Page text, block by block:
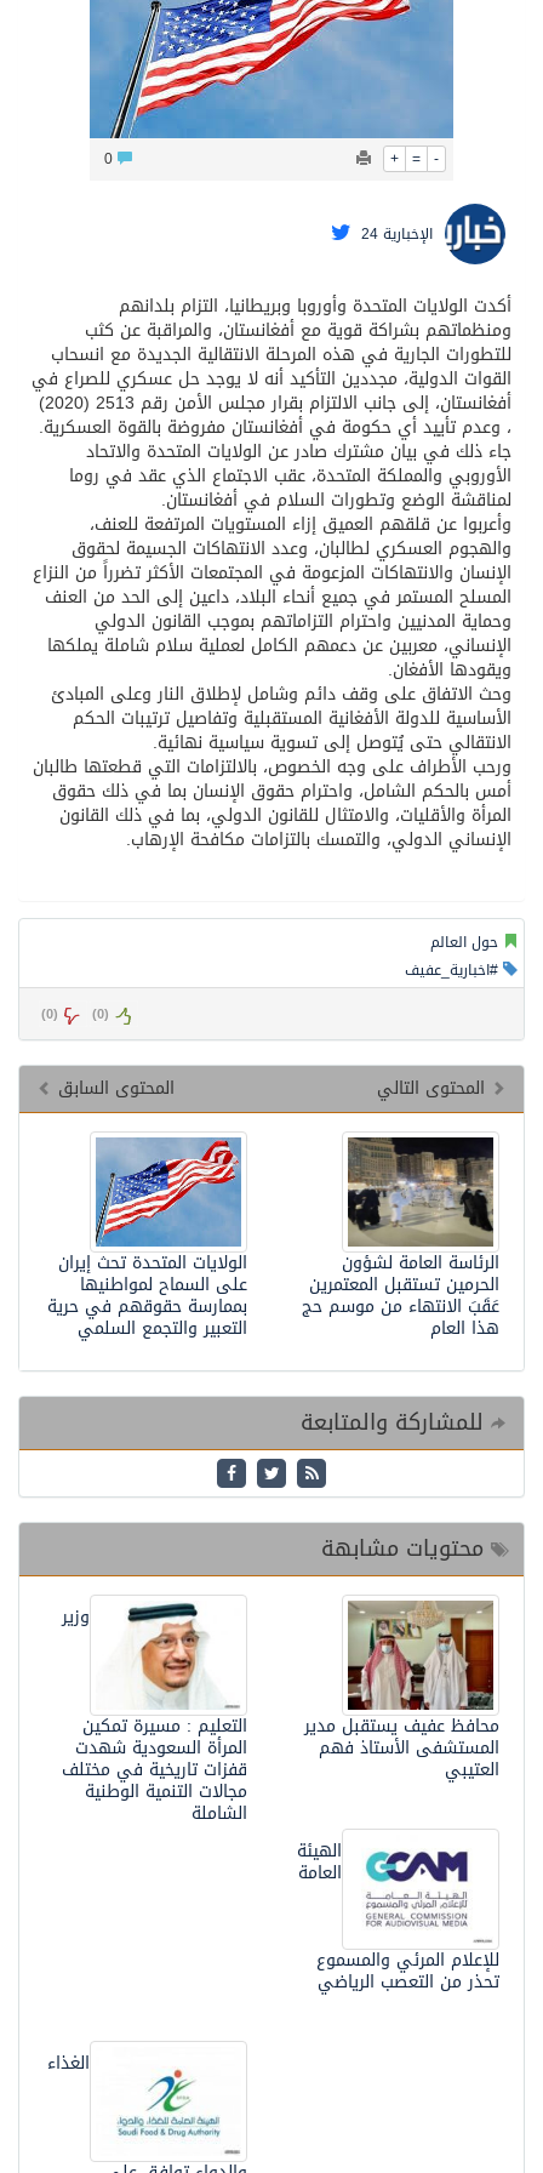
+ = -
الإخبارية 24
أكدت الولايات المتحدة وأوروبا وبريطانيا، التزام بلدانهم
ومنظماتهم بشراكة قوية مع أفغانستان، ‏والمراقبة عن كثب
للتطورات الجارية في هذه المرحلة الانتقالية الجديدة مع انسحاب
القوات ‏الدولية، مجددين التأكيد أنه لا يوجد حل عسكري للصراع في
أفغانستان، إلى جانب الالتزام بقرار ‏مجلس الأمن رقم 2513 (2020)
، وعدم تأييد أي حكومة في أفغانستان مفروضة بالقوة العسكرية.‏
جاء ذلك في بيان مشترك صادر عن الولايات المتحدة والاتحاد
الأوروبي والمملكة المتحدة، عقب الاجتماع الذي عقد في روما
لمناقشة ‏الوضع وتطورات السلام في أفغانستان.‏
وأعربوا عن قلقهم العميق إزاء المستويات المرتفعة للعنف،
والهجوم العسكري ‏لطالبان، وعدد الانتهاكات الجسيمة لحقوق
الإنسان والانتهاكات المزعومة في المجتمعات الأكثر ‏تضرراً من النزاع
المسلح المستمر في جميع أنحاء البلاد، داعين إلى الحد من العنف
وحماية المدنيين واحترام التزاماتهم بموجب القانون الدولي
‏الإنساني، معربين عن دعمهم الكامل لعملية سلام شاملة يملكها
ويقودها الأفغان.
وحث الاتفاق على وقف دائم وشامل لإطلاق النار وعلى المبادئ
الأساسية للدولة ‏الأفغانية المستقبلية وتفاصيل ترتيبات الحكم
الانتقالي حتى يُتوصل إلى تسوية سياسية نهائية. ‏
ورحب الأطراف على وجه الخصوص، بالالتزامات التي قطعتها طالبان
أمس بالحكم الشامل، واحترام ‏حقوق الإنسان بما في ذلك حقوق
المرأة والأقليات، والامتثال للقانون الدولي، بما في ذلك القانون
‏الإنساني الدولي، والتمسك بالتزامات مكافحة الإرهاب. ‏
حول العالم
#اخبارية_عفيف
(
0
) (
0
)
المحتوى السابق المحتوى التالي
الولايات المتحدة تحث إيران
على السماح لمواطنيها
بممارسة حقوقهم في حرية
التعبير والتجمع ‏السلمي
الرئاسة العامة لشؤون
الحرمين تستقبل المعتمرين
عَقَبَ الانتهاء من موسم حج
هذا العام
للمشاركة والمتابعة
محتويات مشابهة
وزير
التعليم : مسيرة تمكين
المرأة السعودية شهدت
قفزات تاريخية في مختلف
مجالات التنمية الوطنية
الشاملة
محافظ عفيف يستقبل مدير
المستشفى الأستاذ فهم
العتيبي
الهيئة
العامة
للإعلام المرئي والمسموع
تحذر من التعصب الرياضي
الغذاء